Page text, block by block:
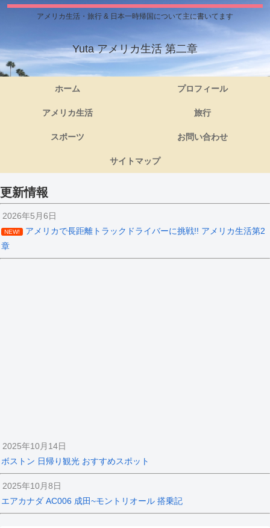
アメリカ生活・旅行 & 日本一時帰国について主に書いてます
Yuta アメリカ生活 第二章
ホーム プロフィール
アメリカ生活 旅行
スポーツ お問い合わせ
サイトマップ
更新情報
2026年5月6日
NEW!
アメリカで長距離トラックドライバーに挑戦!! アメリカ生活第2
章
2025年10月14日
ボストン 日帰り観光 おすすめスポット
2025年10月8日
エアカナダ AC006 成田~モントリオール 搭乗記